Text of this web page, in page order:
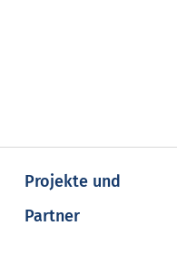
Projekte und
Partner